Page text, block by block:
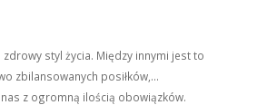
styl życia. Między innymi jest to
zbilansowanych posiłków,...
z ogromną ilością obowiązków.